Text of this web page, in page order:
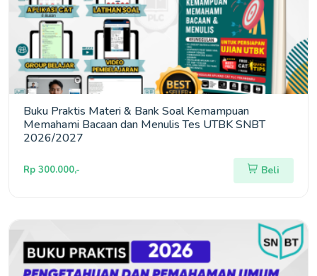
Buku Praktis Materi & Bank Soal Kemampuan
Memahami Bacaan dan Menulis Tes UTBK SNBT
2026/2027
Rp 300.000,- Beli